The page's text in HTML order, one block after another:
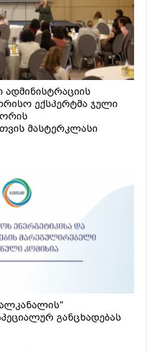
ექსპერტმა ჯული
მასტერკლასი
განცხადებას